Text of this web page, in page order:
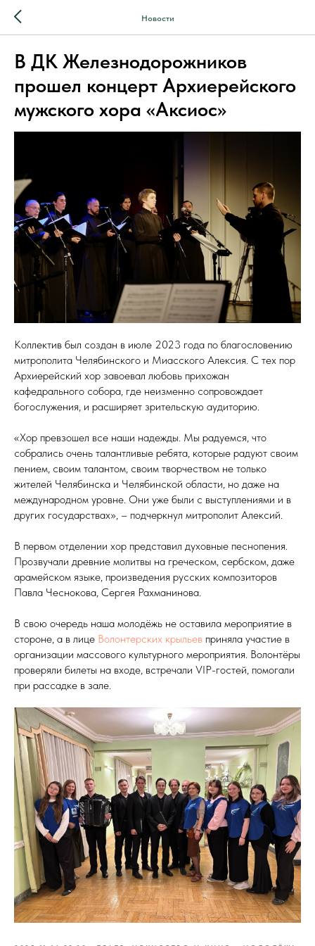
Новости
В ДК Железнодорожников
прошел концерт Архиерейского
мужского хора «Аксиос»
Коллектив был создан в июле 2023 года по благословению
митрополита Челябинского и Миасского Алексия. С тех пор
Архиерейский хор завоевал любовь прихожан
кафедрального собора, где неизменно сопровождает
богослужения, и расширяет зрительскую аудиторию.
«Хор превзошел все наши надежды. Мы радуемся, что
собрались очень талантливые ребята, которые радуют своим
пением, своим талантом, своим творчеством не только
жителей Челябинска и Челябинской области, но даже на
международном уровне. Они уже были с выступлениями и в
других государствах», – подчеркнул митрополит Алексий.
В первом отделении хор представил духовные песнопения.
Прозвучали древние молитвы на греческом, сербском, даже
арамейском языке, произведения русских композиторов
Павла Чеснокова, Сергея Рахманинова.
В свою очередь наша молодёжь не оставила мероприятие в
стороне, а в лице Волонтерских крыльев приняла участие в
организации массового культурного мероприятия. Волонтёры
проверяли билеты на входе, встречали VIP-гостей, помогали
при рассадке в зале.